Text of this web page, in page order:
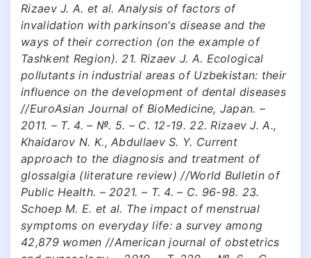
Rizaev J. A. et al. Analysis of factors of
invalidation with parkinson's disease and the
ways of their correction (on the example of
Tashkent Region). 21. Rizaev J. A. Ecological
pollutants in industrial areas of Uzbekistan: their
influence on the development of dental diseases
//EurоAsian Journal of BioMedicine, Japan. –
2011. – Т. 4. – №. 5. – С. 12-19. 22. Rizaev J. A.,
Khaidarov N. K., Abdullaev S. Y. Current
approach to the diagnosis and treatment of
glossalgia (literature review) //World Bulletin of
Public Health. – 2021. – Т. 4. – С. 96-98. 23.
Schoep M. E. et al. The impact of menstrual
symptoms on everyday life: a survey among
42,879 women //American journal of obstetrics